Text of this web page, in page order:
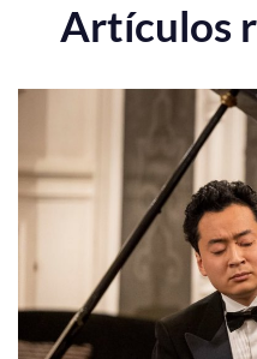
Artículos